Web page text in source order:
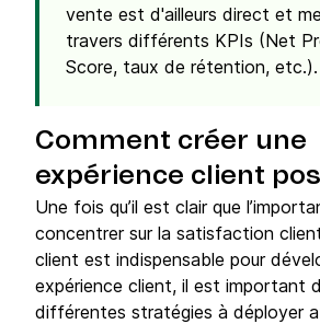
vente est d'ailleurs direct et
travers différents KPIs (Net
Score, taux de rétention, etc.).
Comment créer une
expérience client
Une fois qu’il est clair que
concentrer sur la satisfaction
client est indispensable pour
expérience client, il est important
différentes stratégies à déployer